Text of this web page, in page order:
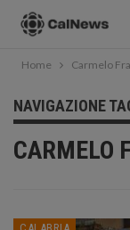
Home Carmelo
NAVIGAZIONE
CARMELO